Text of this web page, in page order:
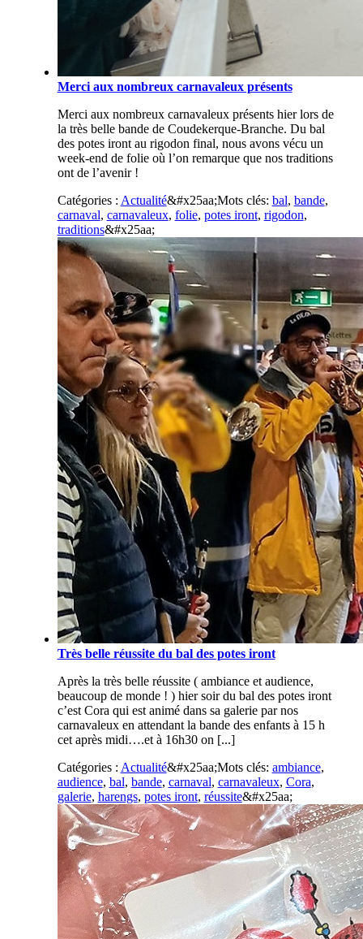
Merci aux nombreux carnavaleux présents
Merci aux nombreux carnavaleux présents hier lors de
la très belle bande de Coudekerque-Branche. Du bal
des potes iront au rigodon final, nous avons vécu un
week-end de folie où l’on remarque que nos traditions
ont de l’avenir !
Catégories : Actualité&#x25aa;Mots clés: bal, bande,
carnaval, carnavaleux, folie, potes iront, rigodon,
traditions&#x25aa;
Très belle réussite du bal des potes iront
Après la très belle réussite ( ambiance et audience,
beaucoup de monde ! ) hier soir du bal des potes iront
c’est Cora qui est animé dans sa galerie par nos
carnavaleux en attendant la bande des enfants à 15 h
cet après midi….et à 16h30 on [...]
Catégories : Actualité&#x25aa;Mots clés: ambiance,
audience, bal, bande, carnaval, carnavaleux, Cora,
galerie, harengs, potes iront, réussite&#x25aa;